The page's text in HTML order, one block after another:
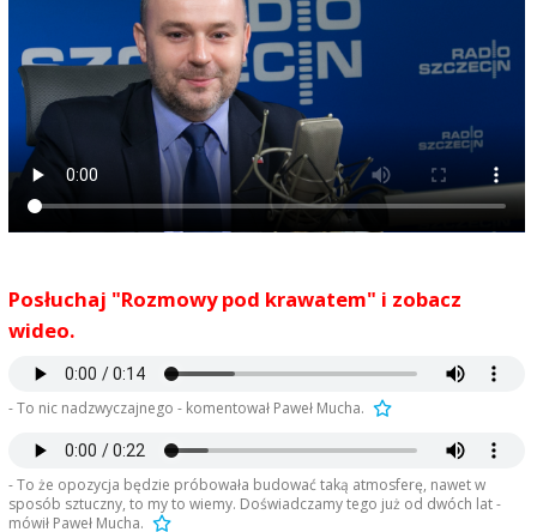
Posłuchaj "Rozmowy pod krawatem" i zobacz
wideo.
- To nic nadzwyczajnego - komentował Paweł Mucha.
- To że opozycja będzie próbowała budować taką atmosferę, nawet w
sposób sztuczny, to my to wiemy. Doświadczamy tego już od dwóch lat -
mówił Paweł Mucha.